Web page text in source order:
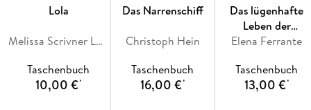
Lola
Melissa Scrivner Love
Taschenbuch
10,00 €*
Das Narrenschiff
Christoph Hein
Taschenbuch
16,00 €*
Das lügenhafte
Leben der
Erwachsenen
Elena Ferrante
Taschenbuch
13,00 €*